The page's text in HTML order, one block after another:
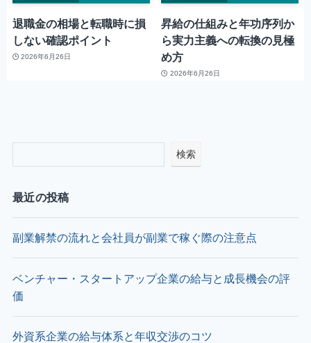
退職金の相場と転職時に損
しない確認ポイント
2026年6月26日
昇給の仕組みと年功序列か
ら実力主義への転換の見極
め方
2026年6月26日
検索
最近の投稿
副業解禁の流れと会社員が副業で稼ぐ際の注意点
ベンチャー・スタートアップ企業の給与と成長機会の評
価
外資系企業の給与体系と年収交渉のコツ